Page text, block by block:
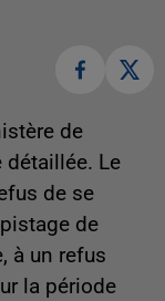
de
détaillée. Le
de se
de
à un refus
la période